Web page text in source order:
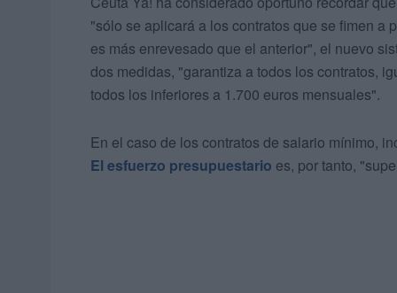
"sólo se aplicará a los contratos que se fimen a
es más enrevesado que el anterior", el nuevo
dos medidas, "garantiza a todos los contratos,
todos los inferiores a 1.700 euros mensuales".
En el caso de los contratos de salario mínimo,
El esfuerzo presupuestario es, por tanto,